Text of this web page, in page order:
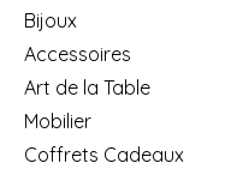
Bijoux
Accessoires
Art de la Table
Mobilier
Coffrets Cadeaux